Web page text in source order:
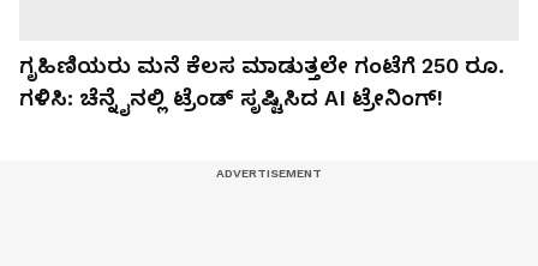
ಗೃಹಿಣಿಯರು ಮನೆ ಕೆಲಸ ಮಾಡುತ್ತಲೇ ಗಂಟೆಗೆ 250 ರೂ.
ಗಳಿಸಿ: ಚೆನ್ನೈನಲ್ಲಿ ಟ್ರೆಂಡ್ ಸೃಷ್ಟಿಸಿದ AI ಟ್ರೇನಿಂಗ್!